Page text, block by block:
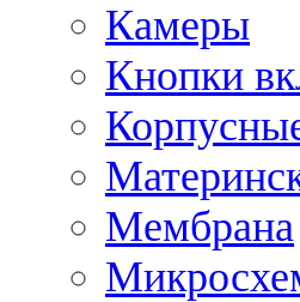
Камеры
Кнопки
Мембрана